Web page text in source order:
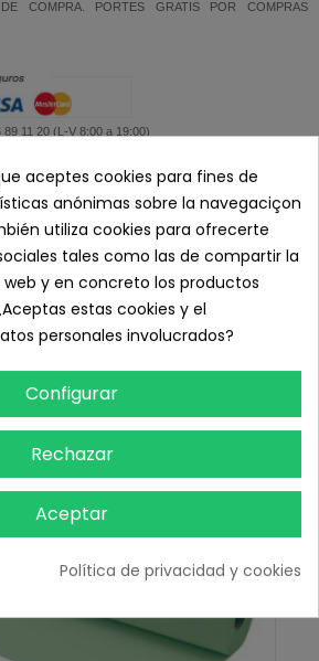
COMPRA. PORTES GRATIS POR COMPRAS
11 20 (L-V 8:00 a 19:00)
INTERESARLE
aceptes cookies para fines de
anónimas sobre la navegaciçon
utiliza cookies para ofrecerte
tales como las de compartir la
y en concreto los productos
estas cookies y el
personales involucrados?
Configurar
Rechazar
Aceptar
Política de privacidad y cookies